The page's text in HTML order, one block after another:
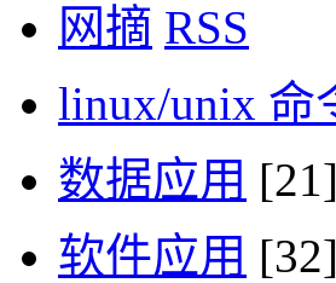
网摘
linux/unix 命
数据应用 [21]
软件应用 [32]